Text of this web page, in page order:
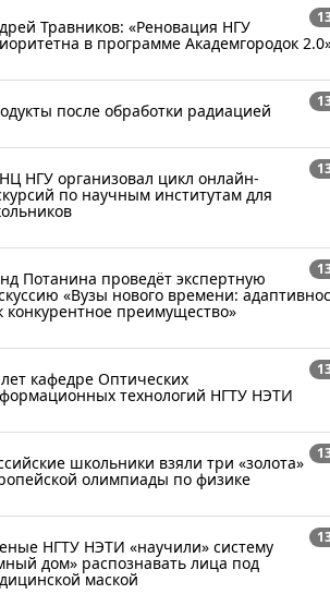
Травников: «Реновация НГУ
в программе Академгородок
после обработки радиацией
НГУ организовал цикл онлайн-
по научным институтам для
Потанина проведёт экспертную
«Вузы нового времени:
конкурентное преимущество»
кафедре Оптических
технологий НГТУ НЭТИ
школьники взяли три «золота»
олимпиады по физике
НГТУ НЭТИ «научили» систему
дом» распознавать лица под
маской